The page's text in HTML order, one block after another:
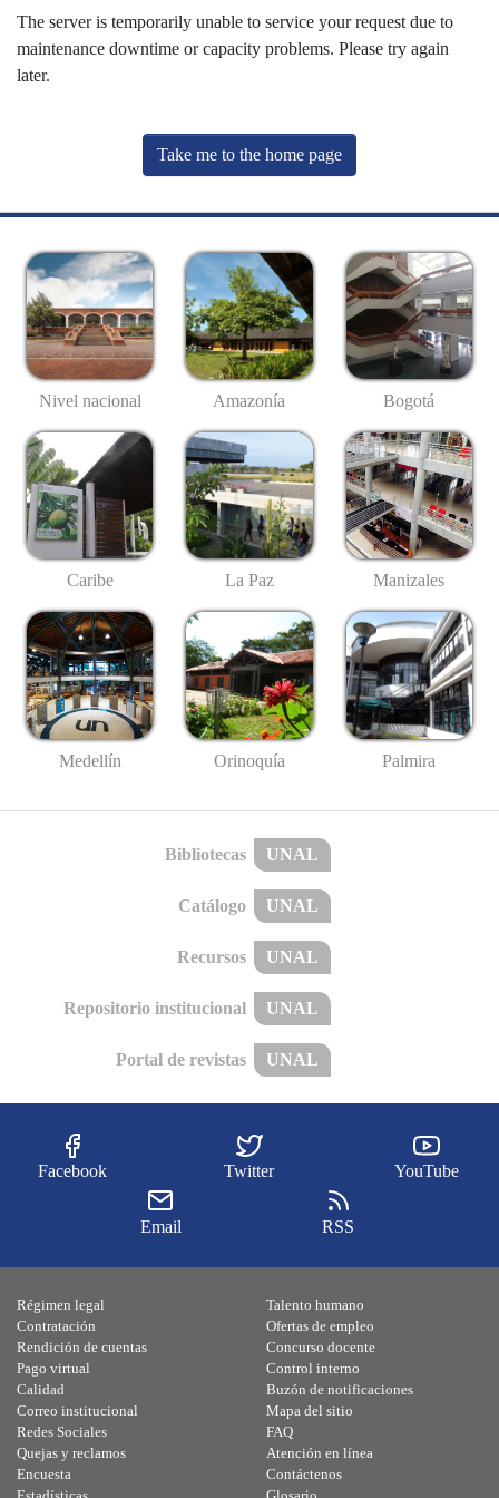
The server is temporarily unable to service your request due to
maintenance downtime or capacity problems. Please try again
later.
Take me to the home page
Nivel nacional Amazonía Bogotá
Caribe La Paz Manizales
Medellín Orinoquía Palmira
Bibliotecas UNAL
Catálogo UNAL
Recursos UNAL
Repositorio institucional UNAL
Portal de revistas UNAL
Facebook Twitter YouTube
Email RSS
Régimen legal
Contratación
Rendición de cuentas
Pago virtual
Calidad
Talento humano
Ofertas de empleo
Concurso docente
Control interno
Buzón de notificaciones
Correo institucional
Redes Sociales
Quejas y reclamos
Encuesta
Mapa del sitio
FAQ
Atención en línea
Contáctenos